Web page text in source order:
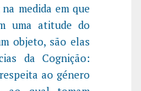
medida em que
uma atitude do
objeto, são elas
da Cognição:
ao género